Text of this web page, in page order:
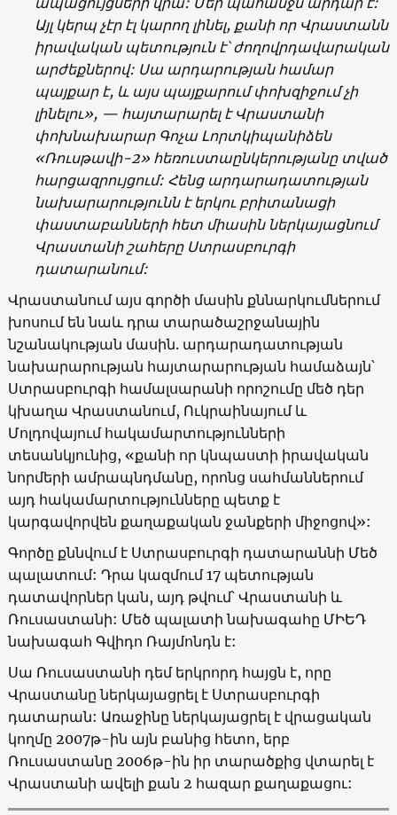
Այլ կերպ չէր էլ կարող լինել, քանի որ Վրաստանն
իրավական պետություն է՝ ժողովրդավարական
արժեքներով: Սա արդարության համար
պայքար է, և այս պայքարում փոխզիջում չի
լինելու», — հայտարարել է Վրաստանի
փոխնախարար Գոչա Լորտկիպանիձեն
«Ռուսթավի-2» հեռուստաընկերությանը տված
հարցազրույցում: Հենց արդարադատության
նախարարությունն է երկու բրիտանացի
փաստաբանների հետ միասին ներկայացնում
Վրաստանի շահերը Ստրասբուրգի
դատարանում:
Վրաստանում այս գործի մասին քննարկումներում
խոսում են նաև դրա տարածաշրջանային
նշանակության մասին. արդարադատության
նախարարության հայտարարության համաձայն՝
Ստրասբուրգի համալսարանի որոշումը մեծ դեր
կխաղա Վրաստանում, Ուկրաինայում և
Մոլդովայում հակամարտությունների
տեսանկյունից, «քանի որ կնպաստի իրավական
նորմերի ամրապնդմանը, որոնց սահմաններում
այդ հակամարտությունները պետք է
կարգավորվեն քաղաքական ջանքերի միջոցով»:
Գործը քննվում է Ստրասբուրգի դատարաննի Մեծ
պալատում: Դրա կազմում 17 պետության
դատավորներ կան, այդ թվում՝ Վրաստանի և
Ռուսաստանի: Մեծ պալատի նախագահը ՄԻԵԴ
նախագահ Գվիդո Ռայմոնդն է:
Սա Ռուսաստանի դեմ երկրորդ հայցն է, որը
Վրաստանը ներկայացրել է Ստրասբուրգի
դատարան: Առաջինը ներկայացրել է վրացական
կողմը 2007թ-ին այն բանից հետո, երբ
Ռուսաստանը 2006թ-ին իր տարածքից վտարել է
Վրաստանի ավելի քան 2 հազար քաղաքացու: